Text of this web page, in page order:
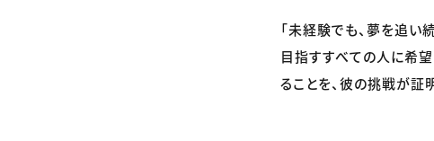
「未経験でも、夢を追い
目指すすべての人に希
ることを、彼の挑戦が証